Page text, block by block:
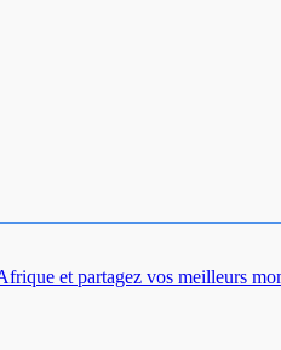
et partagez vos meilleurs